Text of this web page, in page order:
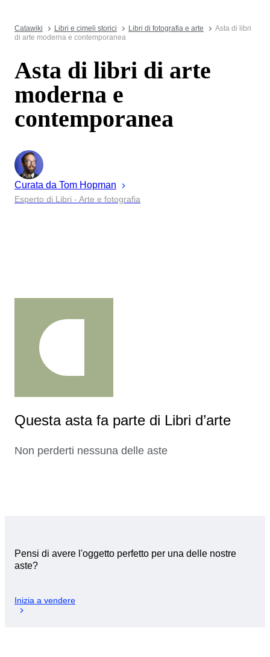
Catawiki Libri e cimeli storici Libri di fotografia e arte
Asta di libri
di arte moderna e contemporanea
Asta di libri di arte
moderna e
contemporanea
Curata da Tom Hopman
Esperto di Libri - Arte e fotografia
Questa asta fa parte di Libri d’arte
Non perderti nessuna delle aste
Pensi di avere l'oggetto perfetto per una delle nostre
aste?
Inizia a vendere